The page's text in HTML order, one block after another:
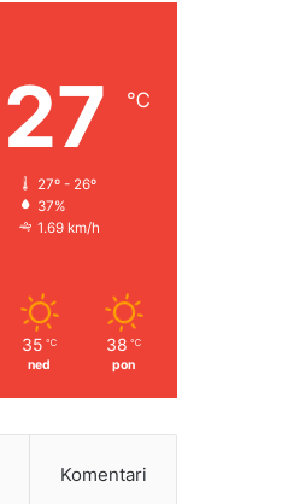
27 ℃
27º - 26º
37%
1.69 km/h
35 ℃
ned
38 ℃
pon
Komentari